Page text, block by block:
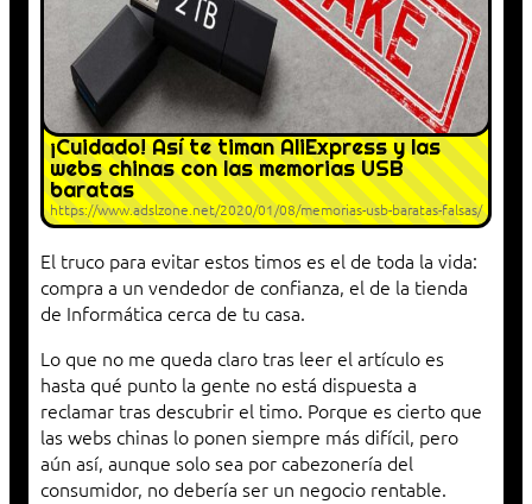
¡Cuidado! Así te timan AliExpress y las
webs chinas con las memorias USB
baratas
https://www.adslzone.net/2020/01/08/memorias-usb-baratas-falsas/
El truco para evitar estos timos es el de toda la vida:
compra a un vendedor de confianza, el de la tienda
de Informática cerca de tu casa.
Lo que no me queda claro tras leer el artículo es
hasta qué punto la gente no está dispuesta a
reclamar tras descubrir el timo. Porque es cierto que
las webs chinas lo ponen siempre más difícil, pero
aún así, aunque solo sea por cabezonería del
consumidor, no debería ser un negocio rentable.